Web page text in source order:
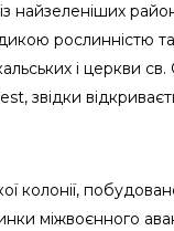
найзеленіших
рослинністю та
і церкви св.
звідки
міжвоєнного